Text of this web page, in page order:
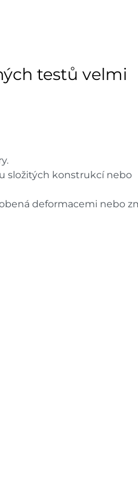
- doručení do 7
testů velmi
složitých konstrukcí nebo
deformacemi nebo